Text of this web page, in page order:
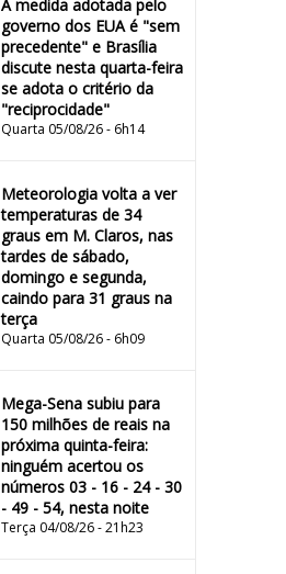
A medida adotada pelo
governo dos EUA é "sem
precedente" e Brasília
discute nesta quarta-feira
se adota o critério da
"reciprocidade"
Quarta 05/08/26 - 6h14
Meteorologia volta a ver
temperaturas de 34
graus em M. Claros, nas
tardes de sábado,
domingo e segunda,
caindo para 31 graus na
terça
Quarta 05/08/26 - 6h09
Mega-Sena subiu para
150 milhões de reais na
próxima quinta-feira:
ninguém acertou os
números 03 - 16 - 24 - 30
- 49 - 54, nesta noite
Terça 04/08/26 - 21h23